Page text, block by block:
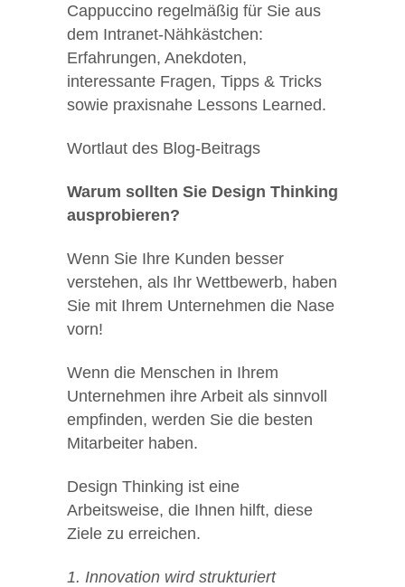
Cappuccino regelmäßig für Sie aus
dem Intranet-Nähkästchen:
Erfahrungen, Anekdoten,
interessante Fragen, Tipps & Tricks
sowie praxisnahe Lessons Learned.
Wortlaut des Blog-Beitrags
Warum sollten Sie Design Thinking
ausprobieren?
Wenn Sie Ihre Kunden besser
verstehen, als Ihr Wettbewerb, haben
Sie mit Ihrem Unternehmen die Nase
vorn!
Wenn die Menschen in Ihrem
Unternehmen ihre Arbeit als sinnvoll
empfinden, werden Sie die besten
Mitarbeiter haben.
Design Thinking ist eine
Arbeitsweise, die Ihnen hilft, diese
Ziele zu erreichen.
1. Innovation wird strukturiert